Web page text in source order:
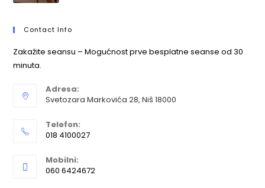
Contact Info
Zakažite seansu – Mogućnost prve besplatne seanse od 30
minuta.
Adresa:
Svetozara Markovića 28, Niš 18000
Telefon:
018 4100027
Mobilni:
060 6424672